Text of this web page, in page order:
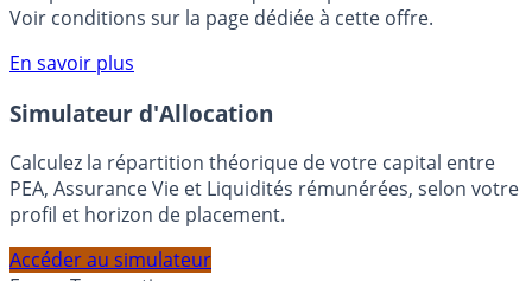
compte courant Monabanq afin de pouvoir en bénéficier.
Voir conditions sur la page dédiée à cette offre.
En savoir plus
Simulateur d'Allocation
Calculez la répartition théorique de votre capital entre
PEA, Assurance Vie et Liquidités rémunérées, selon votre
profil et horizon de placement.